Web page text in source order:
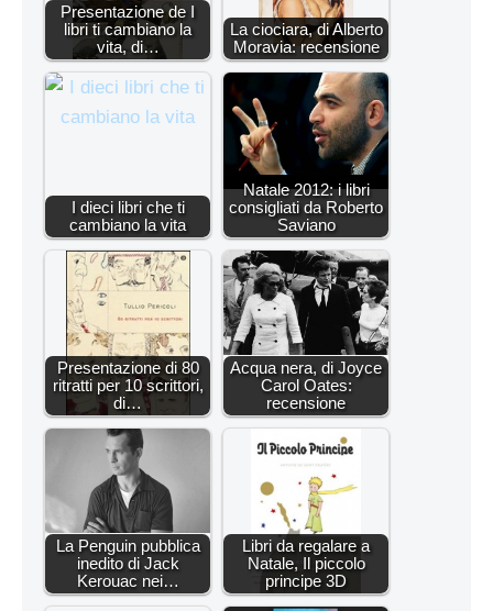
Presentazione de I
libri ti cambiano la
vita, di…
La ciociara, di Alberto
Moravia: recensione
I dieci libri che ti
cambiano la vita
Natale 2012: i libri
consigliati da Roberto
Saviano
Presentazione di 80
ritratti per 10 scrittori,
di…
Acqua nera, di Joyce
Carol Oates:
recensione
La Penguin pubblica
inedito di Jack
Kerouac nei…
Libri da regalare a
Natale, Il piccolo
principe 3D